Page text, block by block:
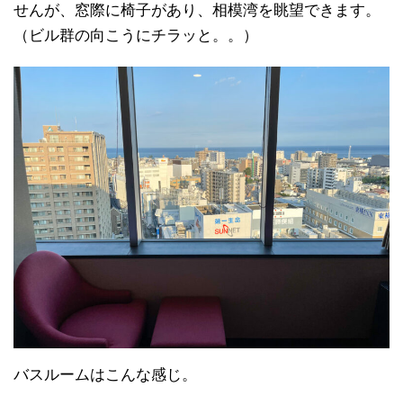
せんが、窓際に椅子があり、相模湾を眺望できます。
（ビル群の向こうにチラッと。。）
バスルームはこんな感じ。